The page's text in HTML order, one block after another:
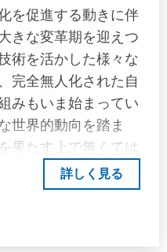
を促進する動きに伴
きな変革期を迎えつ
術を活かした様々な
完全無人化された自
みもいま始まってい
世界的動向を踏ま
果たす上で無くては
ォーカスし調査研究
を技術的視点から考
詳しく見る